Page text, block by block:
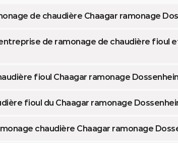
de chaudière Chaagar ramonage
de ramonage de chaudière fioul
fioul Chaagar ramonage
fioul du Chaagar ramonage
chaudière Chaagar ramonage